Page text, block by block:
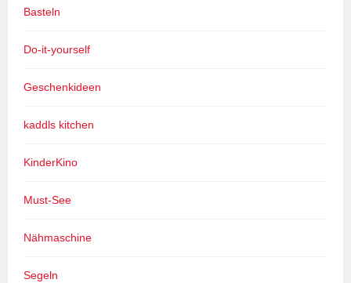
Basteln
Do-it-yourself
Geschenkideen
kaddls kitchen
KinderKino
Must-See
Nähmaschine
Segeln